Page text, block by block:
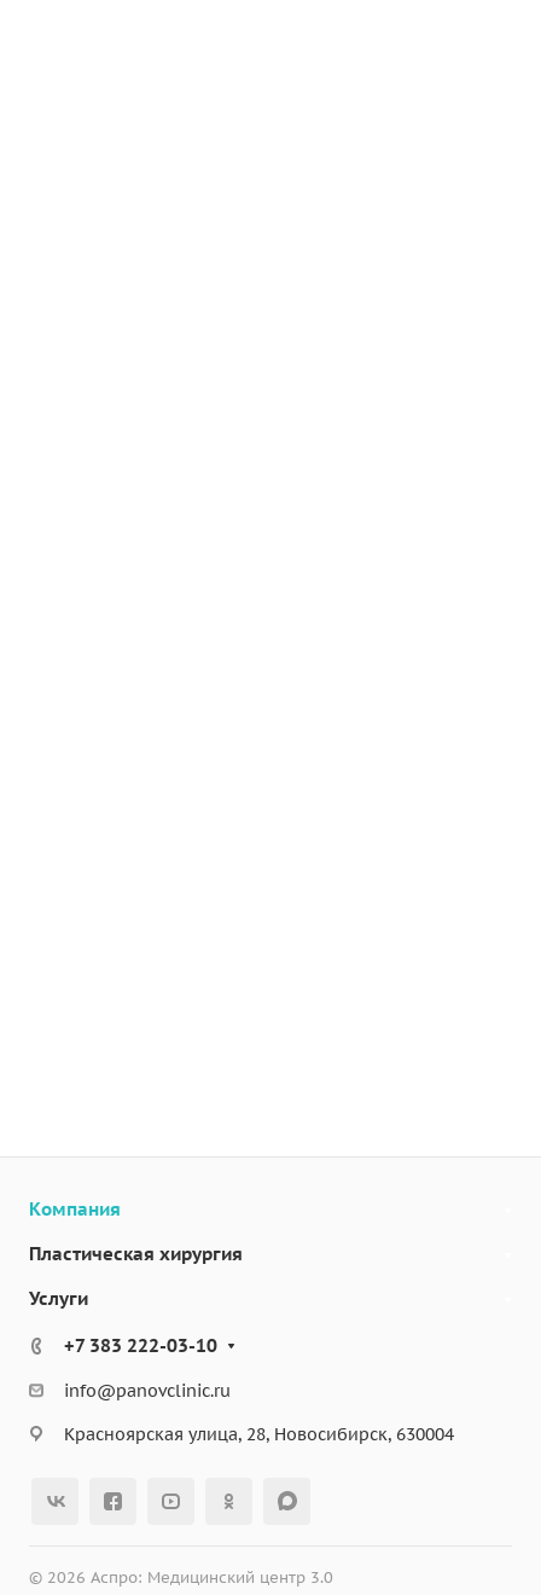
Компания
Пластическая хирургия
Услуги
+7 383 222-03-10
info@panovclinic.ru
Красноярская улица, 28, Новосибирск, 630004
© 2026 Аспро: Медицинский центр 3.0